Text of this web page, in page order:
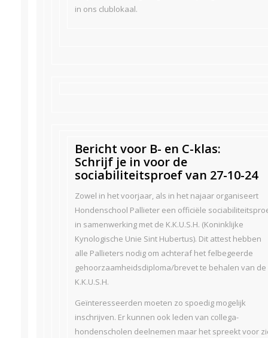
in ons clublokaal.
Bericht voor B- en C-klas:
Schrijf je in voor de
sociabiliteitsproef van 27-10-24
Zowel in het voorjaar, als in het najaar organiseert
Hondenschool Pallieter een officiële
in samenwerking met de K.K.U.S.H. (Koninklijke
Kynologische Unie Sint Hubertus). Dit attest hebben
alle Pallieters nodig om achteraf het felbegeerde
gehoorzaamheidsdiploma/brevet te behalen van de
K.K.U.S.H.
Geïnteresseerden moeten zo spoedig mogelijk
inschrijven. Er kunnen ook leden van collega-
hondenscholen deelnemen maar het spreekt voor